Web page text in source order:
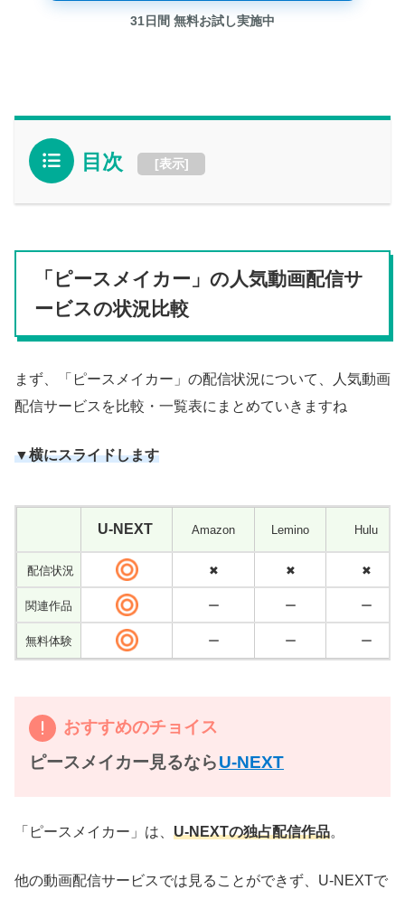
31日間 無料お試し実施中
目次 [表示]
「ピースメイカー」の人気動画配信サ
ービスの状況比較
まず、「ピースメイカー」の配信状況について、人気動画
配信サービスを比較・一覧表にまとめていきますね
▼横にスライドします
U-NEXT Amazon Lemino Hulu
配信状況 ✖ ✖ ✖
関連作品 ー ー ー
無料体験 ー ー ー
おすすめのチョイス
ピースメイカー見るならU-NEXT
「ピースメイカー」は、 U-NEXTの独占配信作品。
他の動画配信サービスでは見ることができず、U-NEXTで